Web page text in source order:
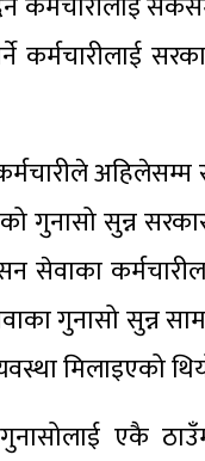
कर्मचारीलाई
गुनासो सुन्न
सेवाका
गुनासो सुन्न
मिलाइएको
एकै